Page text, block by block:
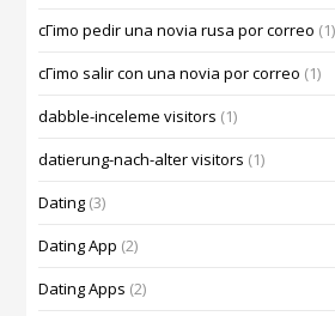
cГіmo pedir una novia rusa por correo (1)
cГіmo salir con una novia por correo (1)
dabble-inceleme visitors (1)
datierung-nach-alter visitors (1)
Dating (3)
Dating App (2)
Dating Apps (2)